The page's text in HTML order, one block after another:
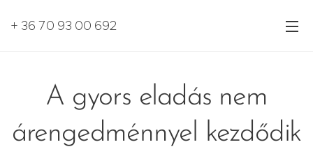
+ 36 70 93 00 692
A gyors eladás nem
árengedménnyel kezdődik